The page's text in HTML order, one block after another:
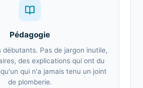
Pédagogie
débutants. Pas de jargon inutile,
des explications qui ont du
qui n'a jamais tenu un joint
de plomberie.